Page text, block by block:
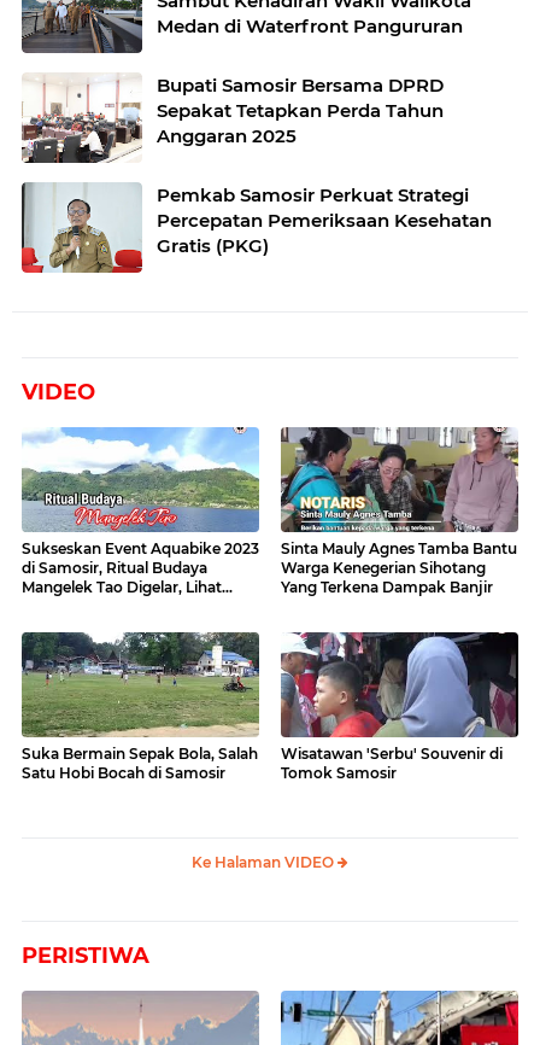
Medan di Waterfront Pangururan
Bupati Samosir Bersama DPRD
Sepakat Tetapkan Perda Tahun
Anggaran 2025
Pemkab Samosir Perkuat Strategi
Percepatan Pemeriksaan Kesehatan
Gratis (PKG)
VIDEO
Sukseskan Event Aquabike 2023
di Samosir, Ritual Budaya
Mangelek Tao Digelar, Lihat
Sinta Mauly Agnes Tamba Bantu
Warga Kenegerian Sihotang
Yang Terkena Dampak Banjir
Suka Bermain Sepak Bola, Salah
Satu Hobi Bocah di Samosir
Wisatawan 'Serbu' Souvenir di
Tomok Samosir
Ke Halaman VIDEO
PERISTIWA